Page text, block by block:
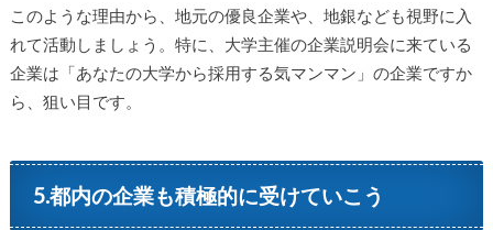
このような理由から、地元の優良企業や、地銀なども視野に入
れて活動しましょう。特に、大学主催の企業説明会に来ている
企業は「あなたの大学から採用する気マンマン」の企業ですか
ら、狙い目です。
5.都内の企業も積極的に受けていこう